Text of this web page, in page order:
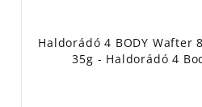
Haldorádó 4 BODY Wafter
35g - Haldorádó 4